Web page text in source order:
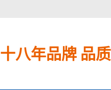
十八年品牌 品